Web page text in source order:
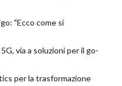
"Ecco come si
via a soluzioni per il go-
per la trasformazione